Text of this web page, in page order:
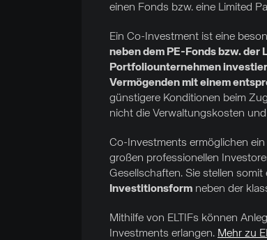
einen Fonds bzw. eine Limited
Ein Co-Investment ist eine
neben dem PE-Fonds bzw.
Portfoliounternehmen
Vermögenden mit einem
günstigere Konditionen beim
nicht die Verwaltungskosten
Co-Investments ermöglichen
großen professionellen
Gesellschaften. Sie stellen somit
Investitionsform neben der
Mithilfe von ELTIFs können
Investments erlangen. Mehr zu